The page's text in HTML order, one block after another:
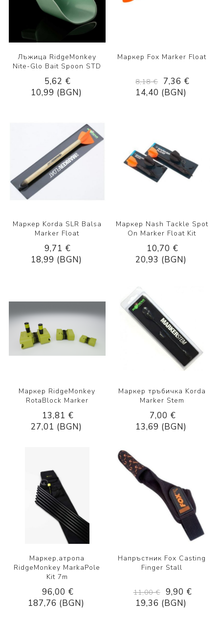
Лъжица RidgeMonkey
Nite-Glo Bait Spoon STD
5,62 €
10,99 (BGN)
Маркер Fox Marker Float
8,18 €
7,36 €
14,40 (BGN)
Маркер Korda SLR Balsa
Marker Float
9,71 €
18,99 (BGN)
Маркер Nash Tackle Spot
On Marker Float Kit
10,70 €
20,93 (BGN)
Маркер RidgeMonkey
RotaBlock Marker
13,81 €
27,01 (BGN)
Маркер тръбичка Korda
Marker Stem
7,00 €
13,69 (BGN)
Маркер,атропа
RidgeMonkey MarkaPole
Kit 7m
96,00 €
187,76 (BGN)
Напръстник Fox Casting
Finger Stall
11,00 € 9,90 €
19,36 (BGN)